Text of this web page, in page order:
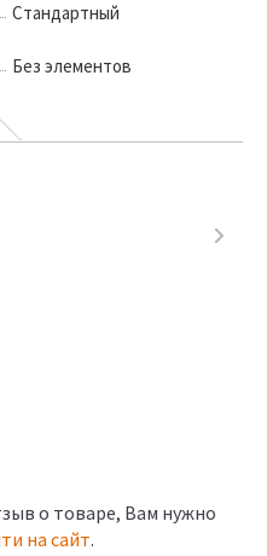
Стандартный
Без элементов
о товаре, Вам нужно
на сайт.